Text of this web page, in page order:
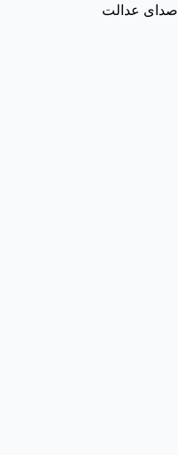
صدای عدالت